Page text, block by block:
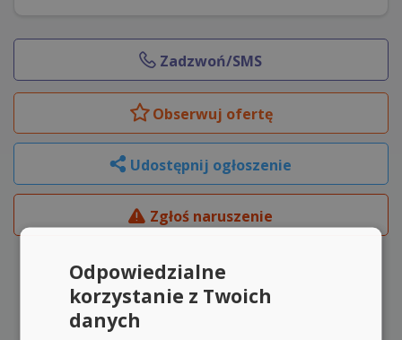
Zadzwoń/SMS
Obserwuj ofertę
Udostępnij ogłoszenie
Zgłoś naruszenie
Odpowiedzialne
korzystanie z Twoich
danych